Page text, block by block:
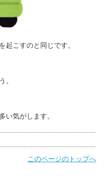
起こすのと同じです。
。
い気がします。
このページのトップへ